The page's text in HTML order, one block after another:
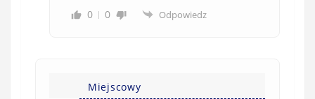
0
0 Odpowiedz
Miejscowy